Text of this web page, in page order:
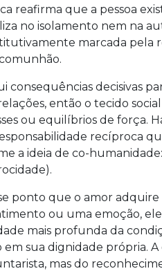
reafirma que a pessoa
no isolamento nem na
marcada pela
consequências decisivas
então o tecido
ou equilíbrios de força.
recíproca
a ideia de co-
ponto que o amor
ou uma emoção,
mais profunda da
sua dignidade própria.
mas do